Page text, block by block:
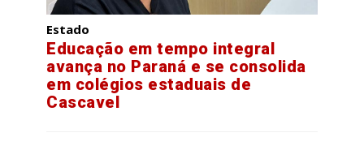
Estado
Educação em tempo integral
avança no Paraná e se consolida
em colégios estaduais de
Cascavel